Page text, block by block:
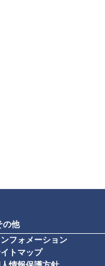
の他
フォメーション
トマップ